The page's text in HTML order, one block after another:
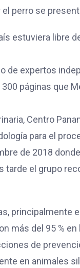
perro se
estuviera libre
de expertos
páginas que
Centro
para el
de 2018
el grupo
principalmente
más del 95 %
de
en animales